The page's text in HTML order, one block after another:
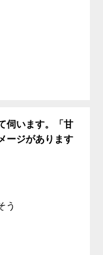
伺います。「甘
ージがあります
う